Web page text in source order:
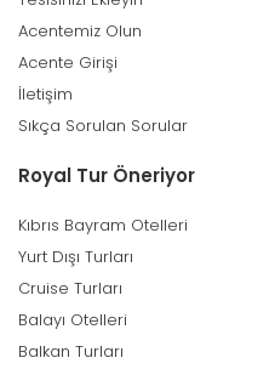
Acentemiz Olun
Acente Girişi
İletişim
Sıkça Sorulan Sorular
Royal Tur Öneriyor
Kıbrıs Bayram Otelleri
Yurt Dışı Turları
Cruise Turları
Balayı Otelleri
Balkan Turları